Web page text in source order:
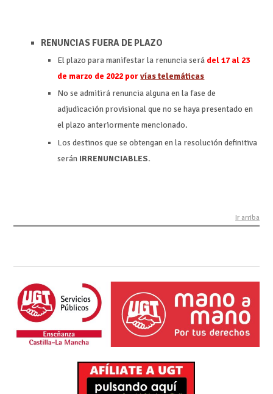
RENUNCIAS FUERA DE PLAZO
El plazo para manifestar la renuncia será del 17 al 23
de marzo de 2022 porvías telemáticas
No se admitirá renuncia alguna en la fase de
adjudicación provisional que no se haya presentado en
el plazo anteriormente mencionado.
Los destinos que se obtengan en la resolución definitiva
serán IRRENUNCIABLES.
Ir arriba